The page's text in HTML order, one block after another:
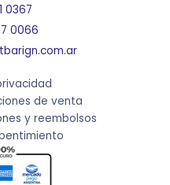
0367
0066
de venta
y reembolsos